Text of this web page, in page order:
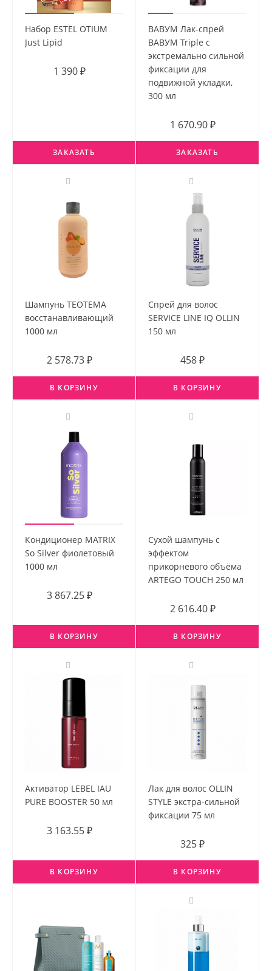
Набор ESTEL OTIUM
Just Lipid
1 390 ₽
ЗАКАЗАТЬ
ВАВУМ Лак-спрей
ВАВУМ Triple с
экстремально сильной
фиксации для
подвижной укладки,
300 мл
1 670.90 ₽
ЗАКАЗАТЬ
Шампунь ТЕОТЕМА
восстанавливающий
1000 мл
2 578.73 ₽
В КОРЗИНУ
Спрей для волос
SERVICE LINE IQ OLLIN
150 мл
458 ₽
В КОРЗИНУ
Кондиционер MATRIX
So Silver фиолетовый
1000 мл
3 867.25 ₽
В КОРЗИНУ
Сухой шампунь с
эффектом
прикорневого объёма
ARTEGO TOUCH 250 мл
2 616.40 ₽
В КОРЗИНУ
Активатор LEBEL IAU
PURE BOOSTER 50 мл
3 163.55 ₽
В КОРЗИНУ
Лак для волос OLLIN
STYLE экстра-сильной
фиксации 75 мл
325 ₽
В КОРЗИНУ